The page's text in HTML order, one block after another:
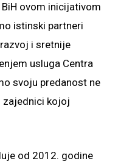
ovom inicijativom
istinski partneri
i sretnije
usluga Centra
svoju predanost ne
zajednici kojoj
od 2012. godine